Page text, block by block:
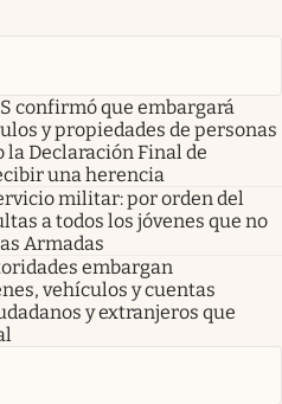
confirmó que embargará
y propiedades de personas
Declaración Final de
una herencia
militar: por orden del
a todos los jóvenes que no
Armadas
embargan
vehículos y cuentas
y extranjeros que